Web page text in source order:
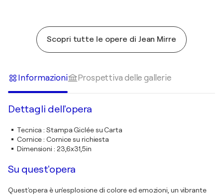
Scopri tutte le opere di Jean Mirre
Informazioni Prospettiva delle gallerie
Dettagli dell'opera
Tecnica :Stampa Giclée su Carta
Cornice: Cornice su richiesta
Dimensioni : 23,6x31,5in
Su quest'opera
Quest'opera è un'esplosione di colore ed emozioni, un vibrante